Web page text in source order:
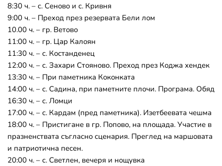
8:30 ч. – с. Сеново и с. Кривня
9:00 ч. – Преход през резервата Бели лом
10.00 ч. – гр. Ветово
11:00 ч. – гр. Цар Калоян
11:30 ч. – с. Костанденец
12:00 ч. – с. Захари Стояново. Преход през Коджа хендек
13:30 ч. – При паметника Коконката
14:00 ч. – с. Садина, при паметните плочи. Програма. Обяд
16:30 ч. – с. Ломци
17:00 ч. – с. Кардам (пред паметника). Изетбеевата чешма
18:00 ч. – Пристигане в гр. Попово, на площада. Участие в
празненствата съгласно сценария. Преглед на маршовата
и патриотична песен.
20:00 ч. – с. Светлен, вечеря и нощувка